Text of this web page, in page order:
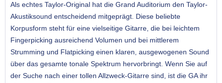
Als echtes Taylor-Original hat die Grand Auditorium den Taylor-
Akustiksound entscheidend mitgeprägt. Diese beliebte
Korpusform steht für eine vielseitige Gitarre, die bei leichtem
Fingerpicking ausreichend Volumen und bei mittlerem
Strumming und Flatpicking einen klaren, ausgewogenen Sound
über das gesamte tonale Spektrum hervorbringt. Wenn Sie auf
der Suche nach einer tollen Allzweck-Gitarre sind, ist die GA ihr